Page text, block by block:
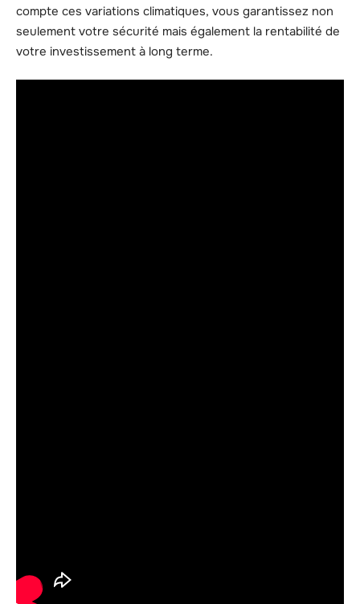
compte ces variations climatiques, vous garantissez non
seulement votre sécurité mais également la rentabilité de
votre investissement à long terme.